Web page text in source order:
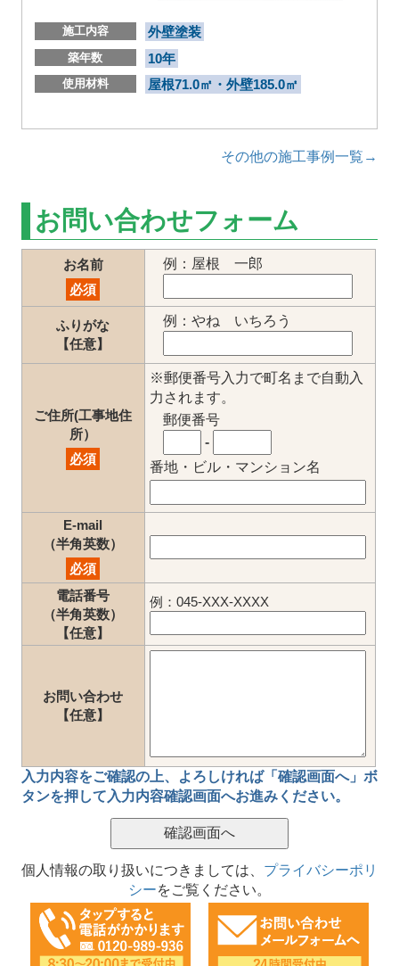
施工内容 外壁塗装
築年数 10年
使用材料 屋根71.0㎡・外壁185.0㎡
その他の施工事例一覧→
お問い合わせフォーム
お名前
必須
例：屋根 一郎
ふりがな
【任意】
例：やね いちろう
ご住所(工事地住
所）
必須
※郵便番号入力で町名まで自動入
力されます。
郵便番号
-
番地・ビル・マンション名
E-mail
（半角英数）
必須
電話番号
（半角英数）
【任意】
例：045-XXX-XXXX
お問い合わせ
【任意】
入力内容をご確認の上、
よろしければ「確認画面へ」ボ
タンを押して 入力内容確認画面へお進みください。
個人情報の取り扱いにつきましては、 プライバシーポリ
シーをご覧ください。